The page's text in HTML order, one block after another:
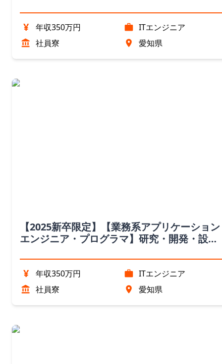
¥
年収350万円
ITエンジニア
社員寮
愛知県
【2025新卒限定】【業務系アプリケーション
エンジニア・プログラマ】研究・開発・設計
¥
年収350万円
ITエンジニア
社員寮
愛知県